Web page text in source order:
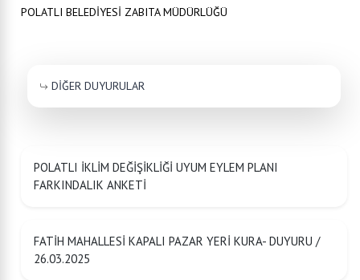
POLATLI BELEDİYESİ ZABITA MÜDÜRLÜĞÜ
DİĞER DUYURULAR
POLATLI İKLİM DEĞİŞİKLİĞİ UYUM EYLEM PLANI
FARKINDALIK ANKETİ
FATİH MAHALLESİ KAPALI PAZAR YERİ KURA- DUYURU /
26.03.2025